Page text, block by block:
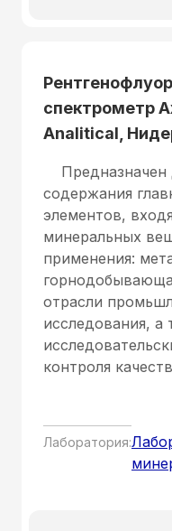
спектрометр
Analitical,
Предназначен
содержания
элементов,
минеральных
применения:
отрасли
исследования, а
контроля
Лаборатория: